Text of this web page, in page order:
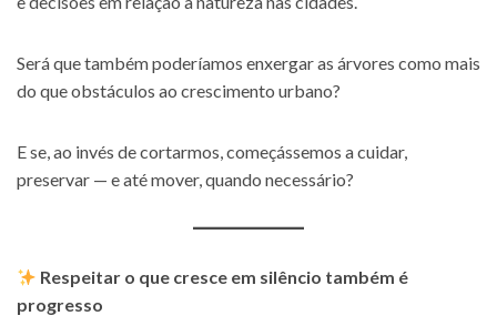
Será que também poderíamos enxergar as árvores como mais
do que obstáculos ao crescimento urbano?
E se, ao invés de cortarmos, começássemos a cuidar,
preservar — e até mover, quando necessário?
Respeitar o que cresce em silêncio também é
progresso